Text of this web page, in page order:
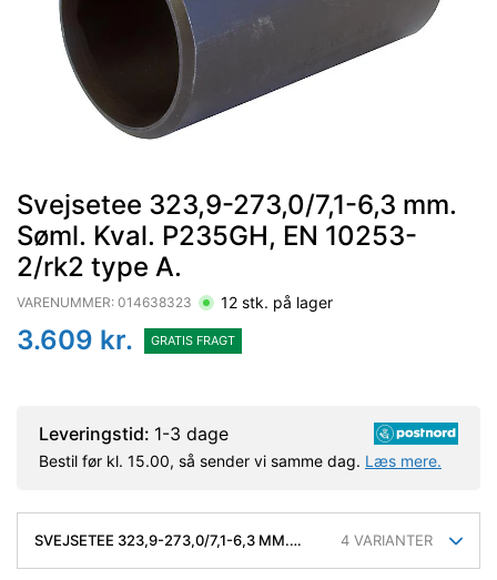
Svejsetee 323,9-273,0/7,1-6,3 mm.
Søml. Kval. P235GH, EN 10253-
2/rk2 type A.
VARENUMMER: 014638323 12 stk. på lager
3.609 kr. GRATIS FRAGT
Leveringstid: 1-3 dage
Bestil før kl. 15.00, så sender vi samme dag. Læs mere.
SVEJSETEE 323,9-273,0/7,1-6,3 MM.
TYPE A.
4 VARIANTER